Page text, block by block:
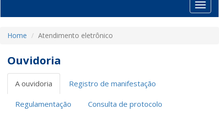
Home Atendimento eletrônico
Ouvidoria
A ouvidoria Registro de manifestação
Regulamentação Consulta de protocolo